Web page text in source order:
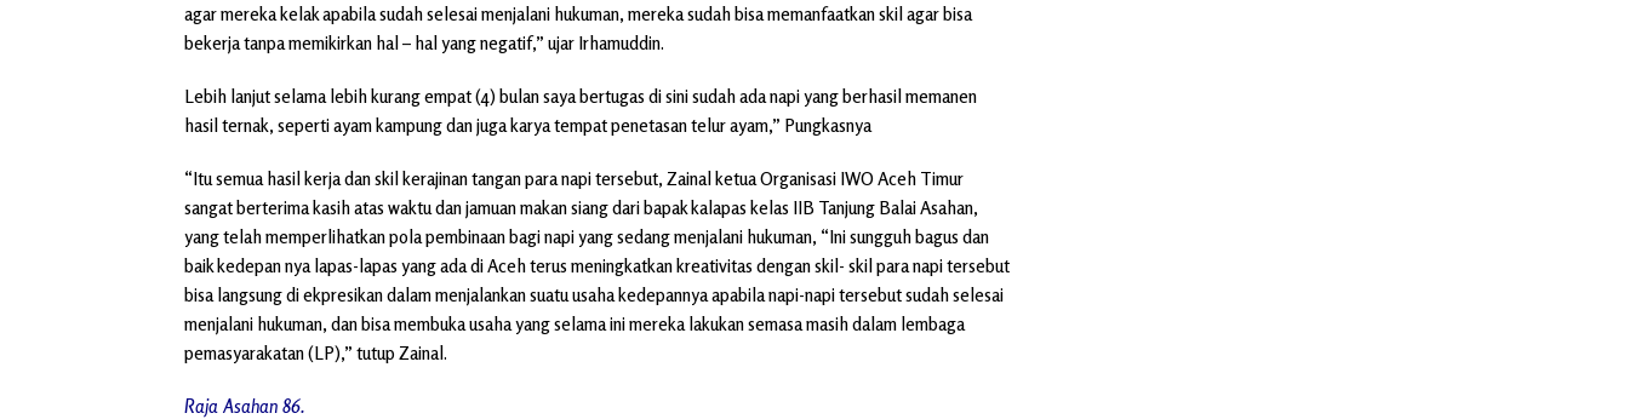
agar mereka kelak apabila sudah selesai menjalani hukuman, mereka sudah bisa memanfaatkan skil agar bisa
bekerja tanpa memikirkan hal – hal yang negatif,” ujar Irhamuddin.
Lebih lanjut selama lebih kurang empat (4) bulan saya bertugas di sini sudah ada napi yang berhasil memanen
hasil ternak, seperti ayam kampung dan juga karya tempat penetasan telur ayam,” Pungkasnya
“Itu semua hasil kerja dan skil kerajinan tangan para napi tersebut, Zainal ketua Organisasi IWO Aceh Timur
sangat berterima kasih atas waktu dan jamuan makan siang dari bapak kalapas kelas IIB Tanjung Balai Asahan,
yang telah memperlihatkan pola pembinaan bagi napi yang sedang menjalani hukuman, “Ini sungguh bagus dan
baik kedepan nya lapas-lapas yang ada di Aceh terus meningkatkan kreativitas dengan skil- skil para napi tersebut
bisa langsung di ekpresikan dalam menjalankan suatu usaha kedepannya apabila napi-napi tersebut sudah selesai
menjalani hukuman, dan bisa membuka usaha yang selama ini mereka lakukan semasa masih dalam lembaga
pemasyarakatan (LP),” tutup Zainal.
Raja Asahan 86.